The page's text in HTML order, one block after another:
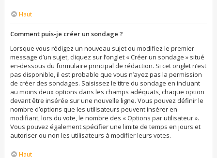
Haut
Comment puis-je créer un sondage ?
Lorsque vous rédigez un nouveau sujet ou modifiez le premier
message d’un sujet, cliquez sur l’onglet « Créer un sondage » situé
en-dessous du formulaire principal de rédaction. Si cet onglet n’est
pas disponible, il est probable que vous n’ayez pas la permission
de créer des sondages. Saisissez le titre du sondage en incluant
au moins deux options dans les champs adéquats, chaque option
devant être insérée sur une nouvelle ligne. Vous pouvez définir le
nombre d’options que les utilisateurs peuvent insérer en
modifiant, lors du vote, le nombre des « Options par utilisateur ».
Vous pouvez également spécifier une limite de temps en jours et
autoriser ou non les utilisateurs à modifier leurs votes.
Haut